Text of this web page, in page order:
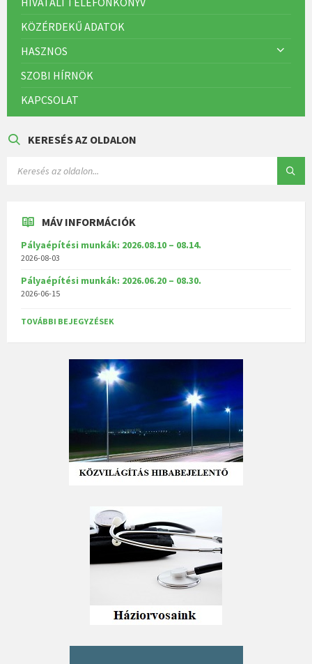
KÖZÉRDEKŰ ADATOK
HASZNOS
SZOBI HÍRNÖK
KAPCSOLAT
KERESÉS AZ OLDALON
MÁV INFORMÁCIÓK
Pályaépítési munkák: 2026.08.10 – 08.14.
2026-08-03
Pályaépítési munkák: 2026.06.20 – 08.30.
2026-06-15
TOVÁBBI BEJEGYZÉSEK